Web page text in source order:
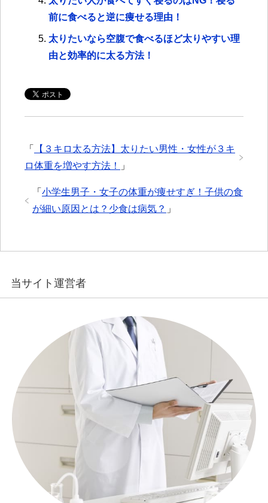
前に食べると逆に痩せる理由！
太りたいなら空腹で食べるほど太りやすい理
由と効率的に太る方法！
「
【３キロ太る方法】太りたい男性・女性が３キ
ロ体重を増やす方法！
」
「 小学生男子・女子の体重が痩せすぎ！子供の食
が細い原因とは？少食は病気？ 」
当サイト運営者